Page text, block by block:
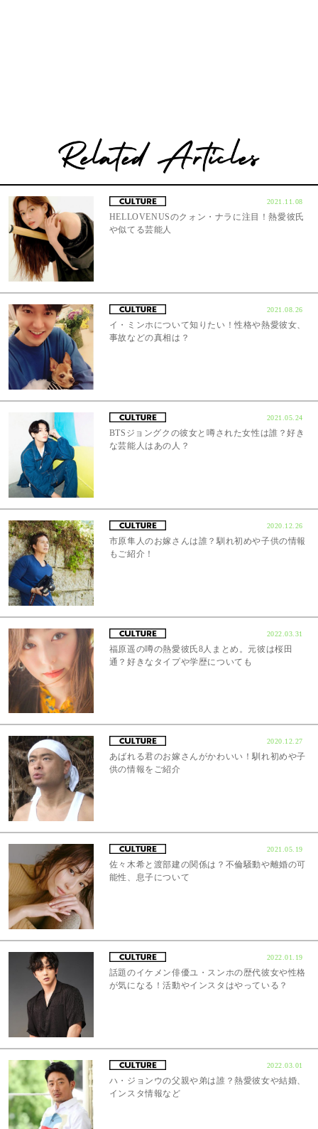
2021.11.08
HELLOVENUSのクォン・ナラに注目！熱愛彼氏
や似てる芸能人
2021.08.26
イ・ミンホについて知りたい！性格や熱愛彼女、
事故などの真相は？
2021.05.24
BTSジョングクの彼女と噂された女性は誰？好き
な芸能人はあの人？
2020.12.26
市原隼人のお嫁さんは誰？馴れ初めや子供の情報
もご紹介！
2022.03.31
福原遥の噂の熱愛彼氏8人まとめ。元彼は桜田
通？好きなタイプや学歴についても
2020.12.27
あばれる君のお嫁さんがかわいい！馴れ初めや子
供の情報をご紹介
2021.05.19
佐々木希と渡部建の関係は？不倫騒動や離婚の可
能性、息子について
2022.01.19
話題のイケメン俳優ユ・スンホの歴代彼女や性格
が気になる！活動やインスタはやっている？
2022.03.01
ハ・ジョンウの父親や弟は誰？熱愛彼女や結婚、
インスタ情報など